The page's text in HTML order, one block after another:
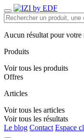
Aucun résultat pour votre
Produits
Voir tous les produits
Offres
Articles
Voir tous les articles
Voir tous les résultats
Le blog Contact Espace